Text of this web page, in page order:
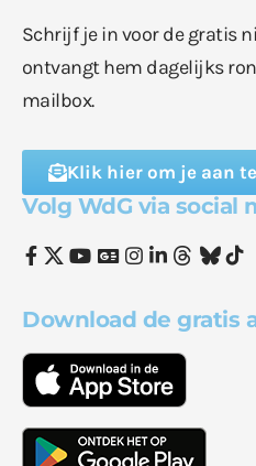
Schrijf je in voor de gratis
ontvangt hem dagelijks
mailbox.
Klik hier om je aan
Volg WdG via social
Download de gratis